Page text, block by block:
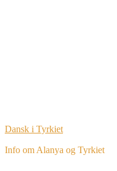
Dansk i Tyrkiet
Info om Alanya og Tyrkiet